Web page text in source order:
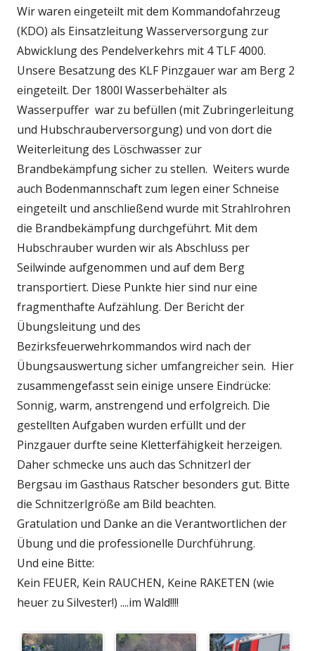
Wir waren eingeteilt mit dem Kommandofahrzeug
(KDO) als Einsatzleitung Wasserversorgung zur
Abwicklung des Pendelverkehrs mit 4 TLF 4000.
Unsere Besatzung des KLF Pinzgauer war am Berg 2
eingeteilt. Der 1800l Wasserbehälter als
Wasserpuffer war zu befüllen (mit Zubringerleitung
und Hubschrauberversorgung) und von dort die
Weiterleitung des Löschwasser zur
Brandbekämpfung sicher zu stellen. Weiters wurde
auch Bodenmannschaft zum legen einer Schneise
eingeteilt und anschließend wurde mit Strahlrohren
die Brandbekämpfung durchgeführt. Mit dem
Hubschrauber wurden wir als Abschluss per
Seilwinde aufgenommen und auf dem Berg
transportiert. Diese Punkte hier sind nur eine
fragmenthafte Aufzählung. Der Bericht der
Übungsleitung und des
Bezirksfeuerwehrkommandos wird nach der
Übungsauswertung sicher umfangreicher sein. Hier
zusammengefasst sein einige unsere Eindrücke:
Sonnig, warm, anstrengend und erfolgreich. Die
gestellten Aufgaben wurden erfüllt und der
Pinzgauer durfte seine Kletterfähigkeit herzeigen.
Daher schmecke uns auch das Schnitzerl der
Bergsau im Gasthaus Ratscher besonders gut. Bitte
die Schnitzerlgröße am Bild beachten.
Gratulation und Danke an die Verantwortlichen der
Übung und die professionelle Durchführung.
Und eine Bitte:
Kein FEUER, Kein RAUCHEN, Keine RAKETEN (wie
heuer zu Silvester!) ....im Wald!!!!